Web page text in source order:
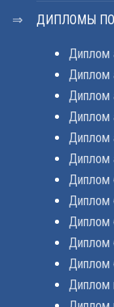
ДИПЛОМЫ
Диплом
Диплом
Диплом
Диплом
Диплом
Диплом
Диплом
Диплом
Диплом
Диплом
Диплом
Диплом